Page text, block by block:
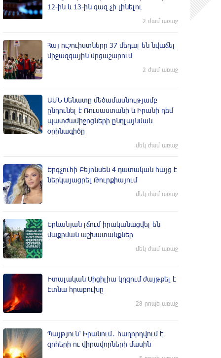
12-ին և 13-ին գազ չի լինելու
2 ժամ առաջ
Հայ ուշուիստները 37 մեդալ են նվաճել
միջազգային մրցաշարում
2 ժամ առաջ
ԱՄՆ Սենատը մեծամասնությամբ
ընդունել է Ռուսաստանի և Իրանի դեմ
պատժամիջոցների ընդլայնման
օրինագիծը
մեկ ժամ առաջ
Երգչուհի Բեյոնսեն ​​4 դատական հայց է
ներկայացրել Թուրքիայում
մեկ ժամ առաջ
Երևանյան լճում իրականացվել են
մաքրման աշխատանքներ
մեկ ժամ առաջ
Իտալական Սիցիլիա կղզում ժայթքել է
Էտնա հրաբուխը
28 րոպե առաջ
Պայթյուն՝ Իրանում․ հաղորդվում է
զոհերի ու վիրավորների մասին